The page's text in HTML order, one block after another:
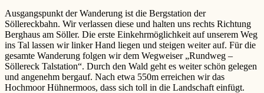
Ausgangspunkt der Wanderung ist die Bergstation der
Söllereckbahn. Wir verlassen diese und halten uns rechts Richtung
Berghaus am Söller. Die erste Einkehrmöglichkeit auf unserem Weg
ins Tal lassen wir linker Hand liegen und steigen weiter auf. Für die
gesamte Wanderung folgen wir dem Wegweiser „Rundweg –
Söllereck Talstation“. Durch den Wald geht es weiter schön gelegen
und angenehm bergauf. Nach etwa 550m erreichen wir das
Hochmoor Hühnermoos, dass sich toll in die Landschaft einfügt.